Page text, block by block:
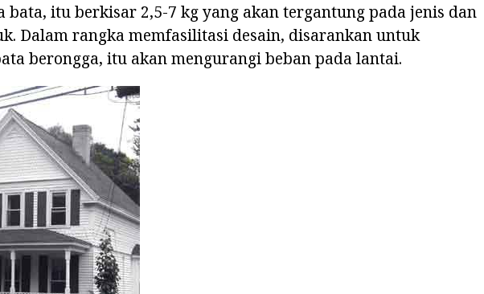
bata, itu berkisar 2,5-7 kg yang akan tergantung pada jenis dan
Dalam rangka memfasilitasi desain, disarankan untuk
berongga, itu akan mengurangi beban pada lantai.